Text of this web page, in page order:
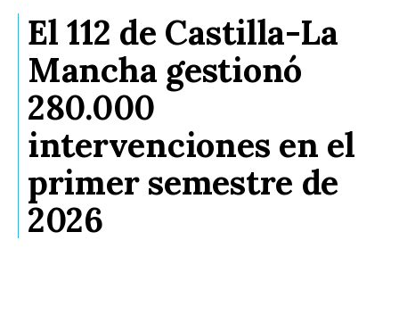
El 112 de Castilla-La
Mancha gestionó
280.000
intervenciones en el
primer semestre de
2026